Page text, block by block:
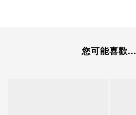
您可能喜歡...